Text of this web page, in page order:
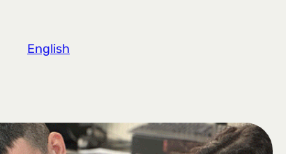
English